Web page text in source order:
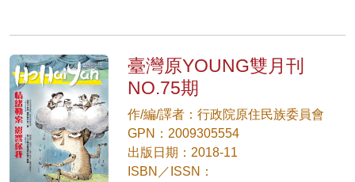
臺灣原YOUNG雙月刊
NO.75期
作/編/譯者：行政院原住民族委員會
GPN：2009305554
出版日期：2018-11
ISBN／ISSN：